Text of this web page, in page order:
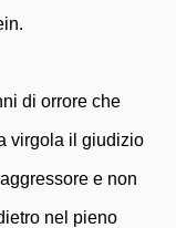
di orrore che
virgola il giudizio
e non
nel pieno